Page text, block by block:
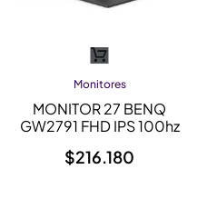
Monitores
MONITOR 27 BENQ
GW2791 FHD IPS 100hz
$216.180